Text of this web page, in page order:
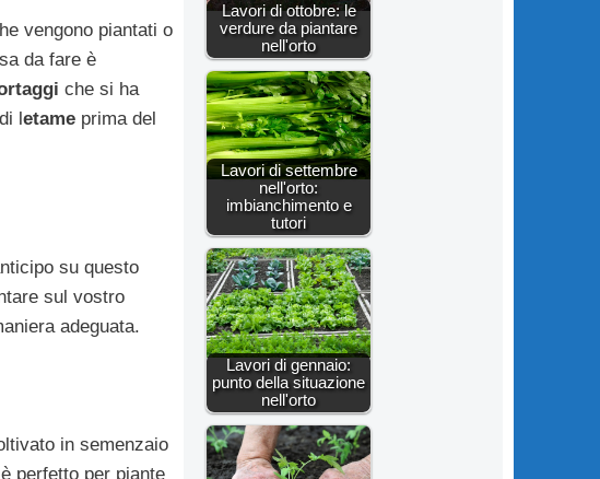
vengono piantati o
da fare è
che si ha
l etameprima del
su questo
sul vostro
adeguata.
in semenzaio
perfetto per piante
Lavori di ottobre: le
verdure da piantare
nell'orto
Lavori di settembre
nell'orto:
imbianchimento e
tutori
Lavori di gennaio:
punto della situazione
nell'orto